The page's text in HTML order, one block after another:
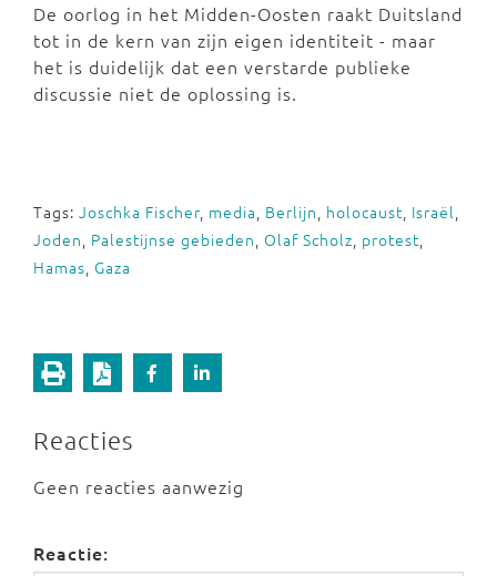
De oorlog in het Midden-Oosten raakt Duitsland
tot in de kern van zijn eigen identiteit - maar
het is duidelijk dat een verstarde publieke
discussie niet de oplossing is.
Tags: Joschka Fischer, media, Berlijn, holocaust, Israël,
Joden, Palestijnse gebieden, Olaf Scholz, protest,
Hamas, Gaza
Reacties
Geen reacties aanwezig
Reactie: